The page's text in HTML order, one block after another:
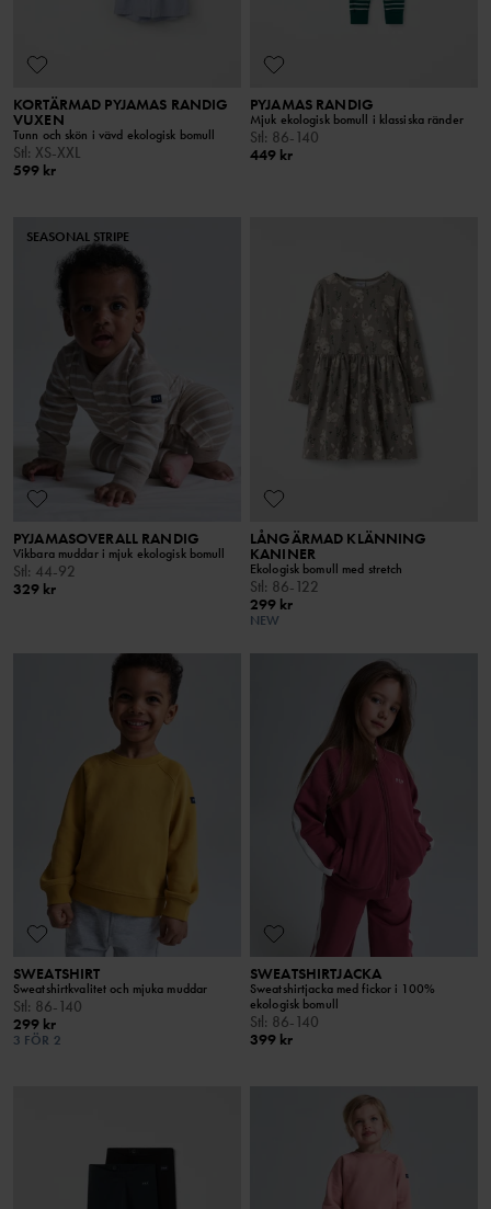
KORTÄRMAD PYJAMAS RANDIG
VUXEN
Tunn och skön i vävd ekologisk bomull
Stl: XS-XXL
599 kr
PYJAMAS RANDIG
Mjuk ekologisk bomull i klassiska ränder
Stl: 86-140
449 kr
SEASONAL STRIPE
PYJAMASOVERALL RANDIG
Vikbara muddar i mjuk ekologisk bomull
Stl: 44-92
329 kr
LÅNGÄRMAD KLÄNNING
KANINER
Ekologisk bomull med stretch
Stl: 86-122
299 kr
NEW
SWEATSHIRT
Sweatshirtkvalitet och mjuka muddar
Stl: 86-140
299 kr
3 FÖR 2
SWEATSHIRTJACKA
Sweatshirtjacka med fickor i 100%
ekologisk bomull
Stl: 86-140
399 kr